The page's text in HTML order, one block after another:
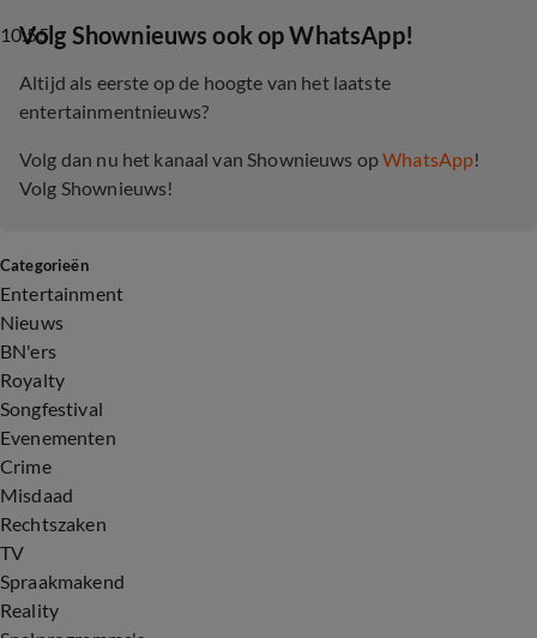
10:55
‎Volg Shownieuws ook op WhatsApp!
Altijd als eerste op de hoogte van het laatste
entertainmentnieuws?
Volg dan nu het kanaal van Shownieuws opWhatsApp!
Volg Shownieuws!
Categorieën
Entertainment
Nieuws
BN'ers
Royalty
Songfestival
Evenementen
Crime
Misdaad
Rechtszaken
TV
Spraakmakend
Reality